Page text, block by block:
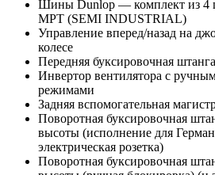
Шины Dunlop — комплект из 4
MPT (SEMI INDUSTRIAL)
Управление вперед/назад на
колесе
Передняя буксировочная штанга
Инвертор вентилятора с
режимами
Задняя вспомогательная
Поворотная буксировочная
высоты (исполнение для
электрическая розетка)
Поворотная буксировочная